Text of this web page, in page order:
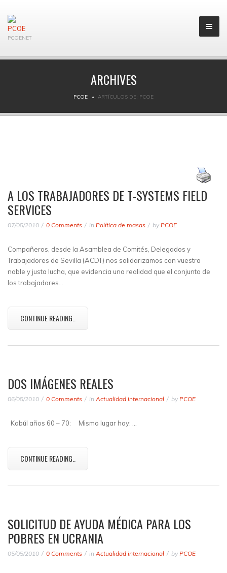
PCOENET
ARCHIVES
PCOE ARTÍCULOS DE: PCOE
A LOS TRABAJADORES DE T-SYSTEMS FIELD
SERVICES
07/05/2010 0 Comments in Política de masas by PCOE
Compañeros, desde la Asamblea de Comités, Delegados y
Trabajadores de Sevilla (ACDT) nos solidarizamos con vuestra
noble y justa lucha, que evidencia una realidad que el conjunto de
los trabajadores…
CONTINUE READING..
DOS IMÁGENES REALES
06/05/2010 0 Comments in Actualidad internacional by PCOE
Kabúl años 60 – 70: Mismo lugar hoy: …
CONTINUE READING..
SOLICITUD DE AYUDA MÉDICA PARA LOS
POBRES EN UCRANIA
05/05/2010 0 Comments in Actualidad internacional by PCOE